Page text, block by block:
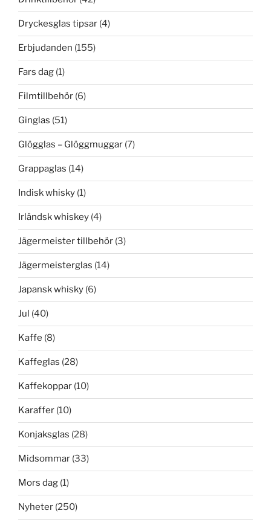
Dryckesglas tipsar (4)
Erbjudanden (155)
Fars dag (1)
Filmtillbehör (6)
Ginglas (51)
Glögglas – Glöggmuggar (7)
Grappaglas (14)
Indisk whisky (1)
Irländsk whiskey (4)
Jägermeister tillbehör (3)
Jägermeisterglas (14)
Japansk whisky (6)
Jul (40)
Kaffe (8)
Kaffeglas (28)
Kaffekoppar (10)
Karaffer (10)
Konjaksglas (28)
Midsommar (33)
Mors dag (1)
Nyheter (250)